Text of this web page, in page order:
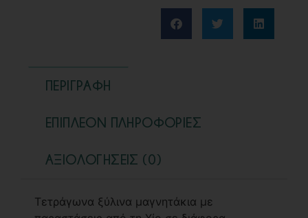
ΠΕΡΙΓΡΑΦΉ
ΕΠΙΠΛΈΟΝ ΠΛΗΡΟΦΟΡΊΕΣ
ΑΞΙΟΛΟΓΉΣΕΙΣ (0)
Τετράγωνα ξύλινα μαγνητάκια με